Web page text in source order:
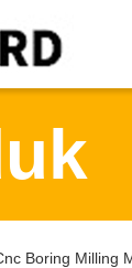
Boring Milling